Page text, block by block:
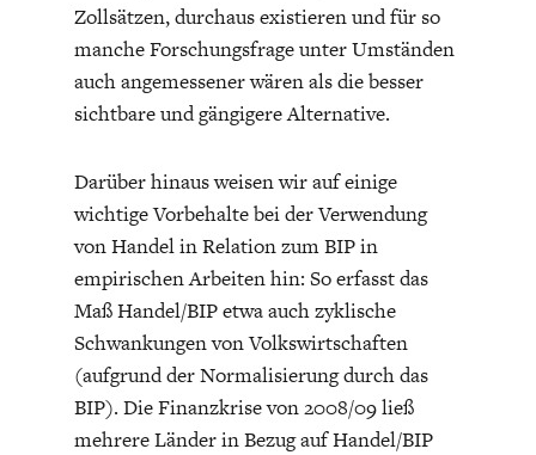
Zollsätzen, durchaus existieren und für so
manche Forschungsfrage unter Umständen
auch angemessener wären als die besser
sichtbare und gängigere Alternative.
Darüber hinaus weisen wir auf einige
wichtige Vorbehalte bei der Verwendung
von Handel in Relation zum BIP in
empirischen Arbeiten hin: So erfasst das
Maß Handel/BIP etwa auch zyklische
Schwankungen von Volkswirtschaften
(aufgrund der Normalisierung durch das
BIP). Die Finanzkrise von 2008/09 ließ
mehrere Länder in Bezug auf Handel/BIP